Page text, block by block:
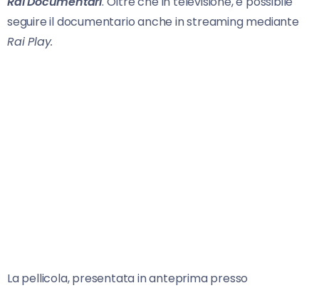
seguire il documentario anche in streaming mediante
Rai Play.
La pellicola, presentata in anteprima presso